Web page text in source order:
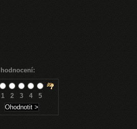
hodnocení:
1 2 3 4 5